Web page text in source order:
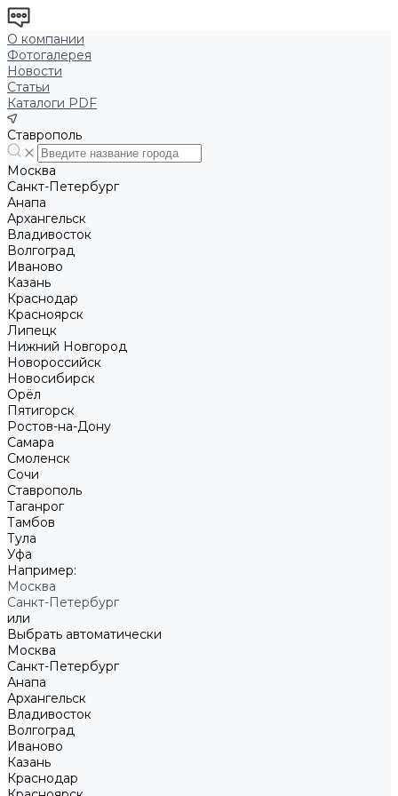
О компании
Фотогалерея
Новости
Статьи
Каталоги PDF
Ставрополь
Москва
Санкт-Петербург
Анапа
Архангельск
Владивосток
Волгоград
Иваново
Казань
Краснодар
Красноярск
Липецк
Нижний Новгород
Новороссийск
Новосибирск
Орёл
Пятигорск
Ростов-на-Дону
Самара
Смоленск
Сочи
Ставрополь
Таганрог
Тамбов
Тула
Уфа
Например:
Москва
Санкт-Петербург
или
Выбрать автоматически
Москва
Санкт-Петербург
Анапа
Архангельск
Владивосток
Волгоград
Иваново
Казань
Краснодар